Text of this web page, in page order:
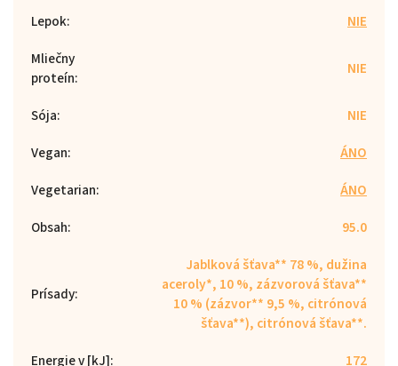
Lepok:
NIE
Mliečny
proteín: NIE
Sója:
NIE
Vegan:
ÁNO
Vegetarian:
ÁNO
Obsah: 95.0
Prísady:
Jablková šťava** 78 %, dužina
aceroly*, 10 %, zázvorová šťava**
10 % (zázvor** 9,5 %, citrónová
šťava**), citrónová šťava**.
Energie v [kJ]:
172